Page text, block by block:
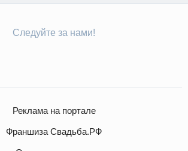
Следуйте за нами!
Реклама на портале
Франшиза Свадьба.РФ